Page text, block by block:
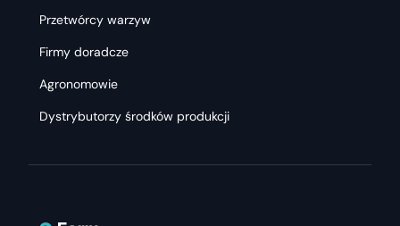
Przetwórcy warzyw
Firmy doradcze
Agronomowie
Dystrybutorzy środków produkcji